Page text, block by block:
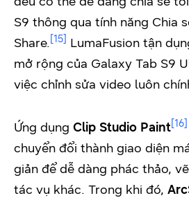
S9 thông qua tính năng Chia
Share. [15] LumaFusion tận
mở rộng của Galaxy Tab S9
việc chỉnh sửa video luôn
Ứng dụng Clip Studio Paint[16]
chuyển đổi thành giao diện
giản để dễ dàng phác thảo,
tác vụ khác. Trong khi đó,